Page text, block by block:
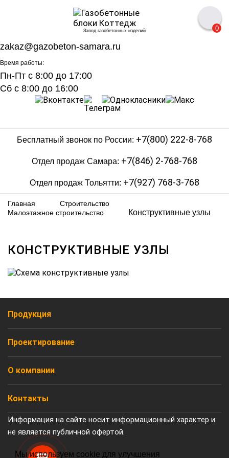
Завод газобетонных изделий
zakaz@gazobeton-samara.ru
Время работы:
Пн-Пт с 8:00 до 17:00
Сб с 8:00 до 16:00
0
Бесплатный звонок по России: +7(800) 222-8-768
Отдел продаж Самара: +7(846) 2-768-768
Отдел продаж Тольятти: +7(927) 768-3-768
Главная
Строительство
Малоэтажное строительство
Конструктивные узлы
КОНСТРУКТИВНЫЕ УЗЛЫ
Продукция
Проектирование
О компании
Контакты
Информация на сайте носит информационный характер и
не является публичной офертой.
Мы используем cookie для улучшения